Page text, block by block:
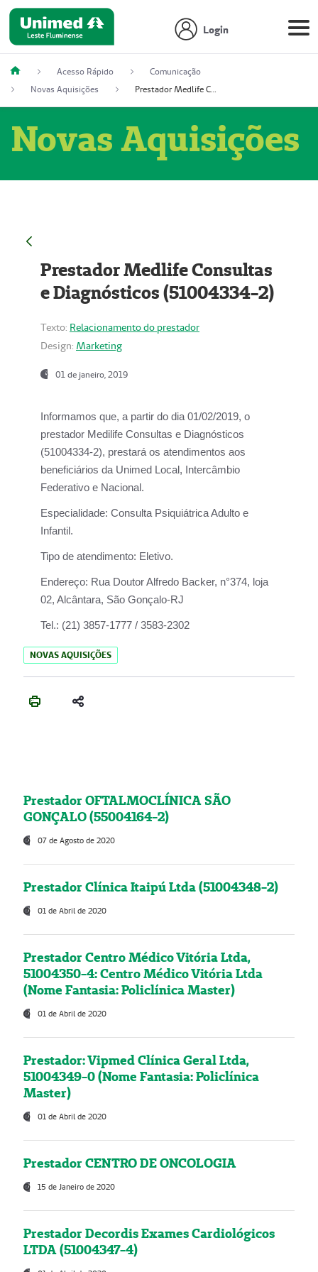
Login
Acesso Rápido
Comunicação
Novas Aquisições
Prestador Medlife Consultas e Diagnósticos (51004334-2)
Novas Aquisições
Prestador Medlife Consultas
e Diagnósticos (51004334-2)
Texto: Relacionamento do prestador
Design: Marketing
01 de janeiro, 2019
Informamos que, a partir do dia 01/02/2019, o
prestador Medilife Consultas e Diagnósticos
(51004334-2), prestará os atendimentos aos
beneficiários da Unimed Local, Intercâmbio
Federativo e Nacional.
Especialidade: Consulta Psiquiátrica Adulto e
Infantil.
Tipo de atendimento: Eletivo.
Endereço: Rua Doutor Alfredo Backer, n°374, loja
02, Alcântara, São Gonçalo-RJ
Tel.: (21) 3857-1777 / 3583-2302
NOVAS AQUISIÇÕES
Prestador OFTALMOCLÍNICA SÃO
GONÇALO (55004164-2)
07 de Agosto de 2020
Prestador Clínica Itaipú Ltda (51004348-2)
01 de Abril de 2020
Prestador Centro Médico Vitória Ltda,
51004350-4: Centro Médico Vitória Ltda
(Nome Fantasia: Policlínica Master)
01 de Abril de 2020
Prestador: Vipmed Clínica Geral Ltda,
51004349-0 (Nome Fantasia: Policlínica
Master)
01 de Abril de 2020
Prestador CENTRO DE ONCOLOGIA
15 de Janeiro de 2020
Prestador Decordis Exames Cardiológicos
LTDA (51004347-4)